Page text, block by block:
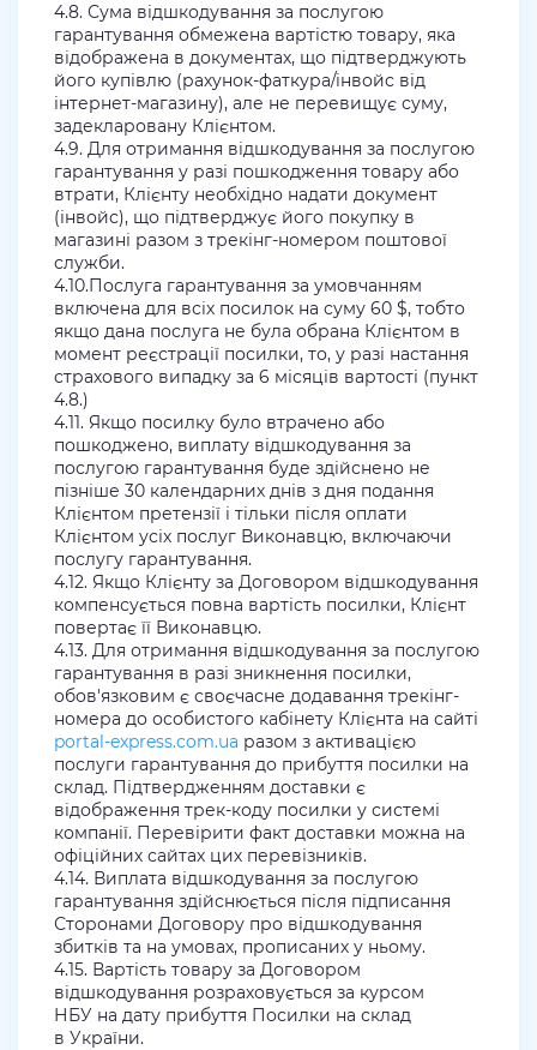
4.8. Сума відшкодування за послугою
гарантування обмежена вартістю товару, яка
відображена в документах, що підтверджують
його купівлю (рахунок-фаткура/інвойс від
інтернет-магазину), але не перевищує суму,
задекларовану Клієнтом.
4.9. Для отримання відшкодування за послугою
гарантування у разі пошкодження товару або
втрати, Клієнту необхідно надати документ
(інвойс), що підтверджує його покупку в
магазині разом з трекінг-номером поштової
служби.
4.10.Послуга гарантування за умовчанням
включена для всіх посилок на суму 60 $, тобто
якщо дана послуга не була обрана Клієнтом в
момент реєстрації посилки, то, у разі настання
страхового випадку за 6 місяців вартості (пункт
4.8.)
4.11. Якщо посилку було втрачено або
пошкоджено, виплату відшкодування за
послугою гарантування буде здійснено не
пізніше 30 календарних днів з дня подання
Клієнтом претензії і тільки після оплати
Клієнтом усіх послуг Виконавцю, включаючи
послугу гарантування.
4.12. Якщо Клієнту за Договором відшкодування
компенсується повна вартість посилки, Клієнт
повертає її Виконавцю.
4.13. Для отримання відшкодування за послугою
гарантування в разі зникнення посилки,
обов'язковим є своєчасне додавання трекінг-
номера до особистого кабінету Клієнта на сайті
portal-express.com.ua разом з активацією
послуги гарантування до прибуття посилки на
склад. Підтвердженням доставки є
відображення трек-коду посилки у системі
компанії. Перевірити факт доставки можна на
офіційних сайтах цих перевізників.
4.14. Виплата відшкодування за послугою
гарантування здійснюється після підписання
Сторонами Договору про відшкодування
збитків та на умовах, прописаних у ньому.
4.15. Вартість товару за Договором
відшкодування розраховується за курсом
НБУ на дату прибуття Посилки на склад
в України.